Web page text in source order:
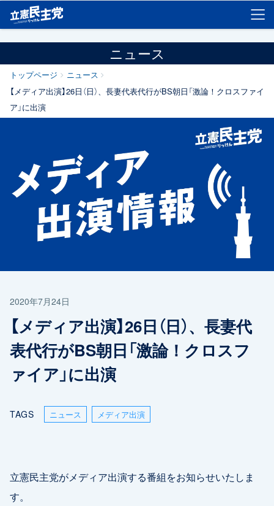
ニュース
トップページ
ニュース
【メディア出演】26日（日）、長妻代表代行がBS朝日「激論！クロスファイ
ア」に出演
2020年7月24日
【メディア出演】26日（日）、長妻代
表代行がBS朝日「激論！クロスフ
ァイア」に出演
TAGS ニュース メディア出演
立憲民主党がメディア出演する番組をお知らせいたしま
す。